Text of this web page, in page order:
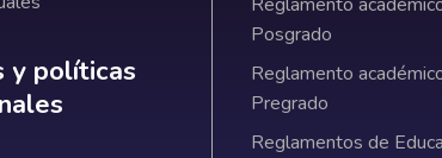
y políticas institucionales
y políticas
Posgrado
Reglamento
Pregrado
Reglamentos de